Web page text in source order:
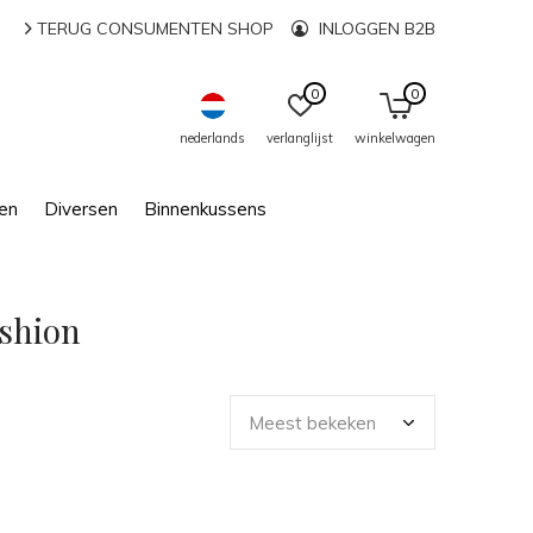
Diversen Binnenkussens
nederlands verlanglijst
0
winkelwagen
0
TERUG CONSUMENTEN SHOP INLOGGEN B2B